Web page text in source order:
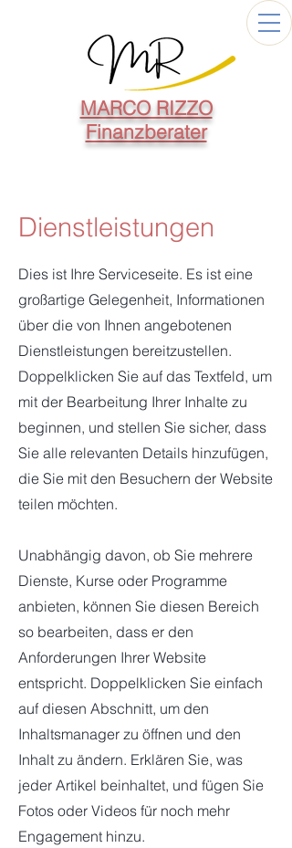
MARCO RIZZO
Finanzberater
Dienstleistungen
Dies ist Ihre Serviceseite. Es ist eine
großartige Gelegenheit, Informationen
über die von Ihnen angebotenen
Dienstleistungen bereitzustellen.
Doppelklicken Sie auf das Textfeld, um
mit der Bearbeitung Ihrer Inhalte zu
beginnen, und stellen Sie sicher, dass
Sie alle relevanten Details hinzufügen,
die Sie mit den Besuchern der Website
teilen möchten.
Unabhängig davon, ob Sie mehrere
Dienste, Kurse oder Programme
anbieten, können Sie diesen Bereich
so bearbeiten, dass er den
Anforderungen Ihrer Website
entspricht. Doppelklicken Sie einfach
auf diesen Abschnitt, um den
Inhaltsmanager zu öffnen und den
Inhalt zu ändern. Erklären Sie, was
jeder Artikel beinhaltet, und fügen Sie
Fotos oder Videos für noch mehr
Engagement hinzu.